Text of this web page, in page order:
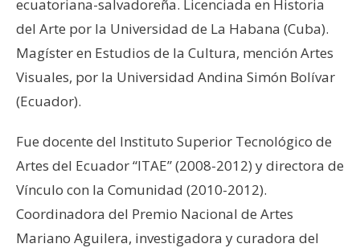
ecuatoriana-salvadoreña. Licenciada en Historia
del Arte por la Universidad de La Habana (Cuba).
Magíster en Estudios de la Cultura, mención Artes
Visuales, por la Universidad Andina Simón Bolívar
(Ecuador).
Fue docente del Instituto Superior Tecnológico de
Artes del Ecuador “ITAE” (2008-2012) y directora de
Vínculo con la Comunidad (2010-2012).
Coordinadora del Premio Nacional de Artes
Mariano Aguilera, investigadora y curadora del